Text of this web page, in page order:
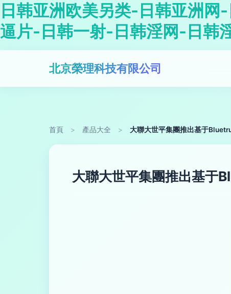
日韩亚洲欧美另类-日韩亚洲
逼片-日韩一射-日韩淫网-日韩
北京榮理科技有限公司
首頁 > 產品大全 > 大聯大世平集團推出基于
大聯大世平集團推出基于